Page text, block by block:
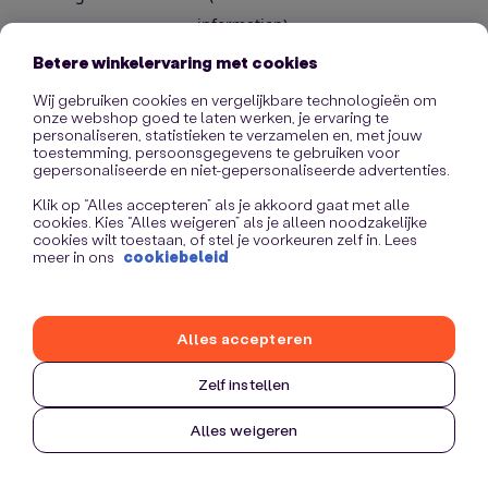
information).
Betere winkelervaring met cookies
Wij gebruiken cookies en vergelijkbare technologieën om
onze webshop goed te laten werken, je ervaring te
personaliseren, statistieken te verzamelen en, met jouw
toestemming, persoonsgegevens te gebruiken voor
gepersonaliseerde en niet-gepersonaliseerde advertenties.
Klik op “Alles accepteren” als je akkoord gaat met alle
cookies. Kies “Alles weigeren” als je alleen noodzakelijke
cookies wilt toestaan, of stel je voorkeuren zelf in. Lees
meer in ons cookiebeleid
Zelf instellen
Alles weigeren
Alles accepteren